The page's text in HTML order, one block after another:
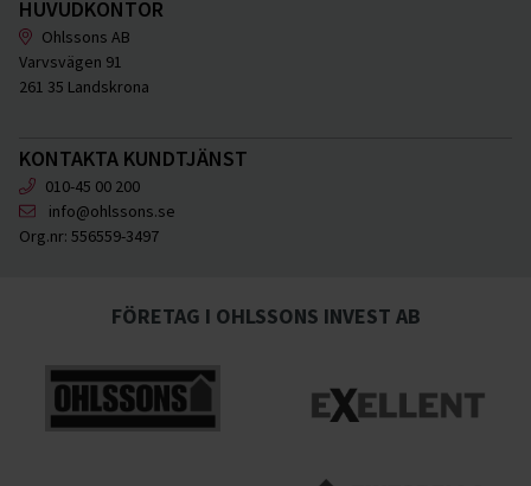
HUVUDKONTOR
Ohlssons AB
Varvsvägen 91
261 35 Landskrona
KONTAKTA KUNDTJÄNST
010-45 00 200
info@ohlssons.se
Org.nr: 556559-3497
FÖRETAG I OHLSSONS INVEST AB